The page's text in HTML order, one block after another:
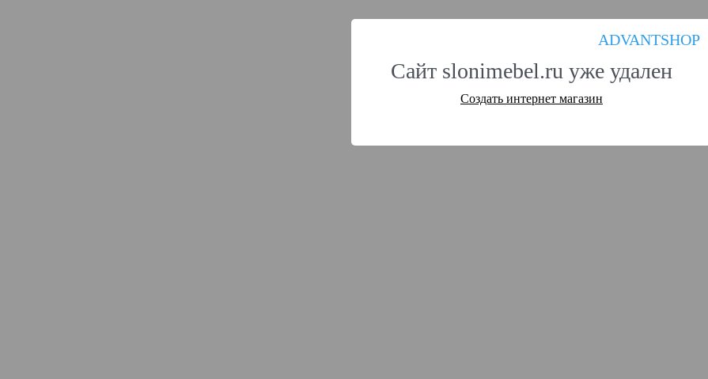
ADVANTSHOP
Сайт slonimebel.ru уже удален
Создать интернет магазин